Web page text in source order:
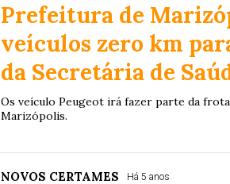
Prefeitura de
veículos zero km
da Secretária de
Os veículo Peugeot irá fazer parte da
Marizópolis.
NOVOS CERTAMES Há 5 anos